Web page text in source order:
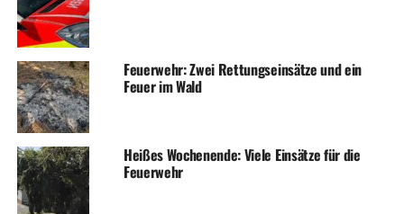
Feuerwehr: Zwei Rettungseinsätze und ein
Feuer im Wald
Heißes Wochenende: Viele Einsätze für die
Feuerwehr